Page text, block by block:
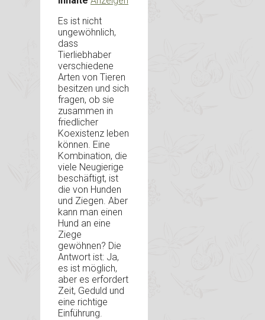
Es ist nicht
ungewöhnlich,
dass
Tierliebhaber
verschiedene
Arten von Tieren
besitzen und sich
fragen, ob sie
zusammen in
friedlicher
Koexistenz leben
können. Eine
Kombination, die
viele Neugierige
beschäftigt, ist
die von Hunden
und Ziegen. Aber
kann man einen
Hund an eine
Ziege
gewöhnen? Die
Antwort ist: Ja,
es ist möglich,
aber es erfordert
Zeit, Geduld und
eine richtige
Einführung.